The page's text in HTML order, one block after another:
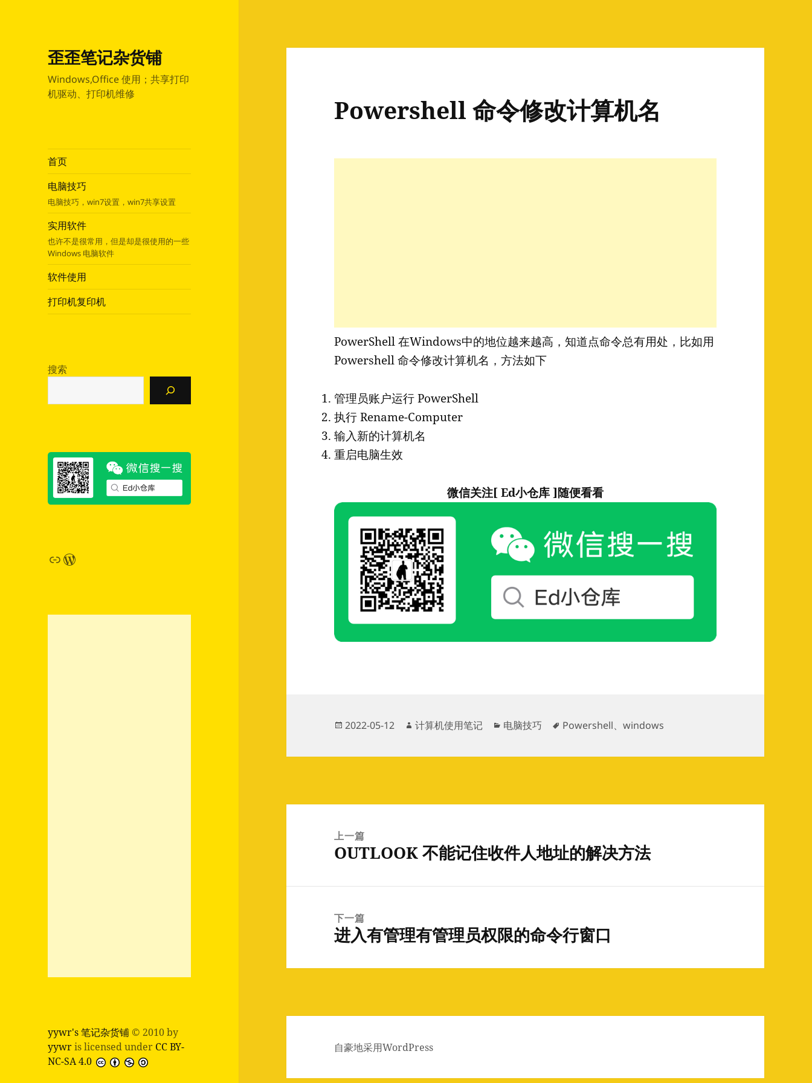
歪歪笔记杂货铺
Windows,Office 使用；共享打印
机驱动、打印机维修
首页
电脑技巧
电脑技巧，win7设置，win7共享设置
实用软件
也许不是很常用，但是却是很使用的一些
Windows 电脑软件
软件使用
打印机复印机
搜索
链接WordPress
yywr's 笔记杂货铺 © 2010 by
yywris licensed under CC BY-
NC-SA 4.0
Powershell 命令修改计算机名
PowerShell 在Windows中的地位越来越高，知道点命令总有用处，比如用
Powershell 命令修改计算机名，方法如下
管理员账户运行 PowerShell
执行 Rename-Computer
输入新的计算机名
重启电脑生效
微信关注[ Ed小仓库 ]随便看看
发
于
2022-05-12
作
计算机使用笔记
分
电脑技巧
标
Powershell、windows
上一篇
上
文
OUTLOOK 不能记住收件人地址的解决方法
下一篇
下
文
进入有管理有管理员权限的命令行窗口
自豪地采用WordPress